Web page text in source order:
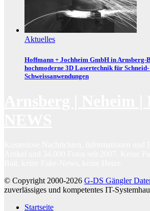
Aktuelles
Hoffmann + Jochheim GmbH in Arnsberg-
hochmoderne 3D Lasertechnik für
Schweissanwendungen
© Copyright 2000-2026 G-DS Gängler
zuverlässiges und kompetentes IT-
Startseite